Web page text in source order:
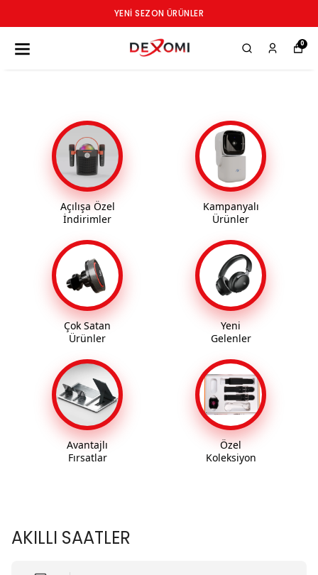
0
Açılışa Özel
İndirimler
Kampanyalı
Ürünler
Çok Satan
Ürünler
Yeni
Gelenler
Avantajlı
Fırsatlar
Özel
Koleksiyon
AKILLI SAATLER